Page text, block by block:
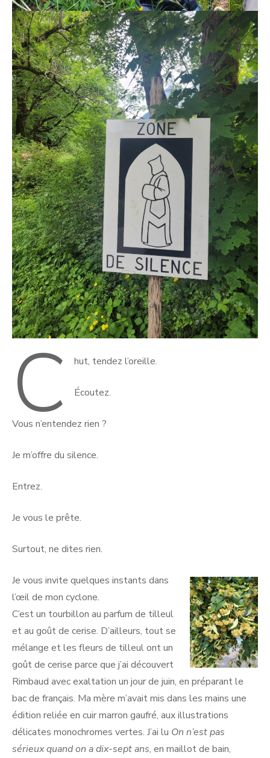
C hut, tendez l’oreille.
Écoutez.
Vous n’entendez rien ?
Je m’offre du silence.
Entrez.
Je vous le prête.
Surtout, ne dites rien.
Je vous invite quelques instants dans
l’œil de mon cyclone.
C’est un tourbillon au parfum de tilleul
et au goût de cerise. D’ailleurs, tout se
mélange et les fleurs de tilleul ont un
goût de cerise parce que j’ai découvert
Rimbaud avec exaltation un jour de juin, en préparant le
bac de français. Ma mère m’avait mis dans les mains une
édition reliée en cuir marron gaufré, aux illustrations
délicates monochromes vertes. J’ai lu On n’est pas
sérieux quand on a dix-sept ans, en maillot de bain,